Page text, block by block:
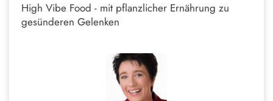
High Vibe Food - mit pflanzlicher Ernährung zu
gesünderen Gelenken